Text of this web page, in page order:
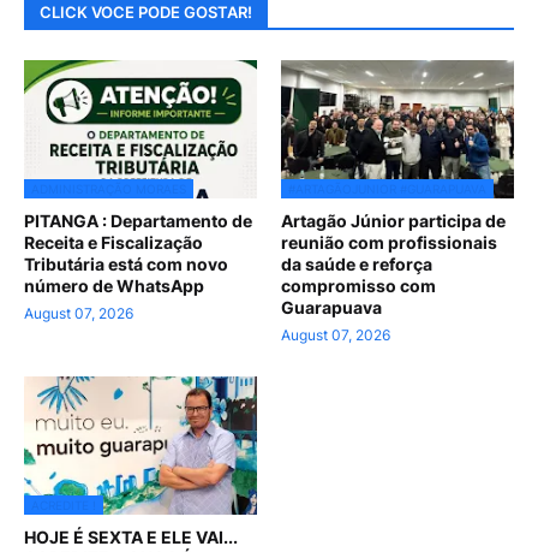
CLICK VOCE PODE GOSTAR!
PITANGA : Departamento de
Receita e Fiscalização
Tributária está com novo
número de WhatsApp
August 07, 2026
Artagão Júnior participa de
reunião com profissionais
da saúde e reforça
compromisso com
Guarapuava
August 07, 2026
HOJE É SEXTA E ELE VAI...